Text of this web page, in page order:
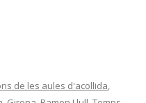
de les aules d'acollida